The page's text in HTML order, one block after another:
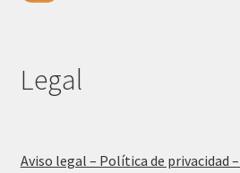
Legal
Aviso legal – Política de privacidad